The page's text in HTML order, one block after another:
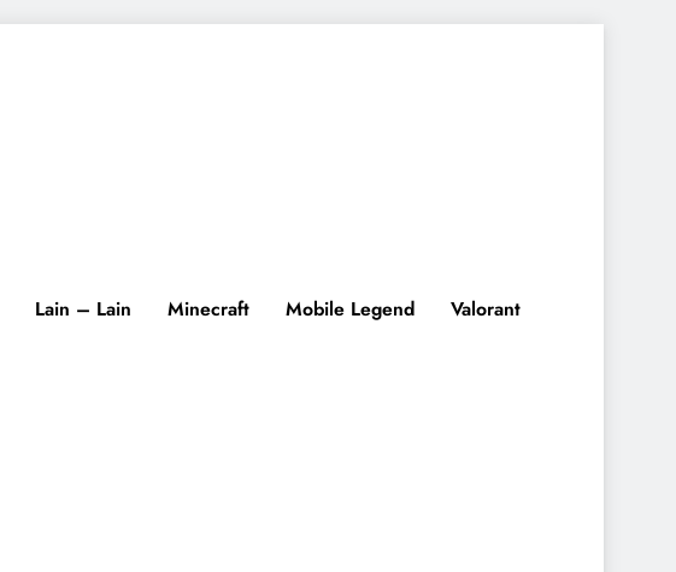
Lain – Lain Minecraft Mobile Legend Valorant